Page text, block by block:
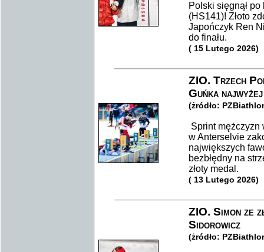
Polski sięgnął
(HS141)! Złoto
Japończyk Ren
do finału.
( 15 Lutego 2026)
ZIO. Trzech
Guńka
(żródło:
Sprint
w Anterselvie
największych
bezbłędny na
złoty medal.
( 13 Lutego 2026)
ZIO. Simon ze
Sidorowicz
(żródło: